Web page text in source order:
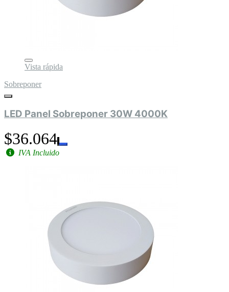
Vista rápida
Sobreponer
LED Panel Sobreponer 30W 4000K
$36.064
IVA Incluido